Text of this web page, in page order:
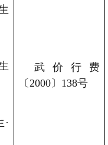
武价行费
〔2000〕138号